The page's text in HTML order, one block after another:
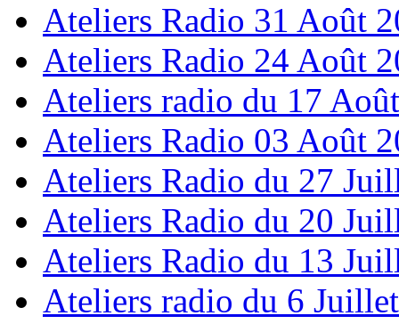
Ateliers Radio 31 Août
Ateliers Radio 24 Août
Ateliers radio du 17
Ateliers Radio 03 Août
Ateliers Radio du 27
Ateliers Radio du 20
Ateliers Radio du 13
Ateliers radio du 6